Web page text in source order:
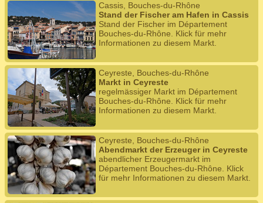
Cassis, Bouches-du-Rhône
Stand der Fischer am Hafen in Cassis
Stand der Fischer im Département
Bouches-du-Rhône. Klick für mehr
Informationen zu diesem Markt.
Ceyreste, Bouches-du-Rhône
Markt in Ceyreste
regelmässiger Markt im Département
Bouches-du-Rhône. Klick für mehr
Informationen zu diesem Markt.
Ceyreste, Bouches-du-Rhône
Abendmarkt der Erzeuger in Ceyreste
abendlicher Erzeugermarkt im
Département Bouches-du-Rhône. Klick
für mehr Informationen zu diesem Markt.